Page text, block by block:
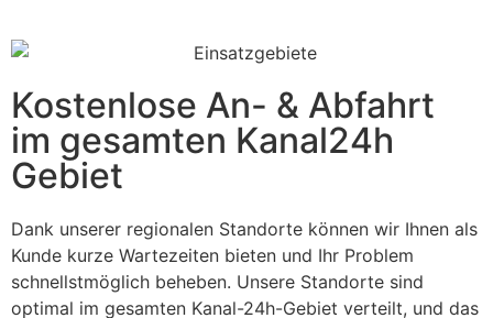
Kostenlose An- & Abfahrt
im gesamten Kanal24h
Gebiet
Dank unserer regionalen Standorte können wir Ihnen als
Kunde kurze Wartezeiten bieten und Ihr Problem
schnellstmöglich beheben. Unsere Standorte sind
optimal im gesamten Kanal-24h-Gebiet verteilt, und das